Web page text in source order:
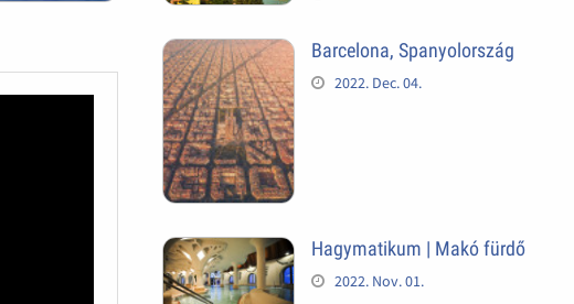
Barcelona, Spanyolország
2022. Dec. 04.
Hagymatikum | Makó fürdő
2022. Nov. 01.